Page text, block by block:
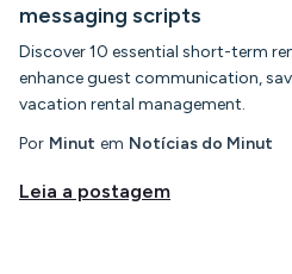
messaging scripts
Discover 10 essential short-term
enhance guest communication,
vacation rental management.
Por Minut em Notícias do Minut
Leia a postagem